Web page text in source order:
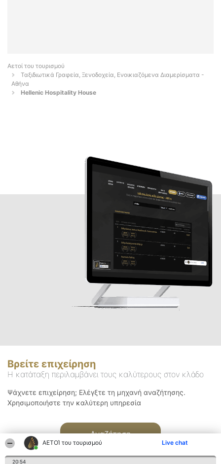
ΑΕΤΟΊ του τουρισμού Live chat
20:54
Αετοί του τουρισμού
Ταξιδιωτικά Γραφεία, Ξενοδοχεία, Ενοικιαζόμενα Διαμερίσματα -
Αθήνα
Hellenic Hospitality House
Βρείτε επιχείρηση
Η κατάταξη περιλαμβάνει τους καλύτερους στον κλάδο
Ψάχνετε επιχείρηση; Ελέγξτε τη μηχανή αναζήτησης.
Χρησιμοποιήστε την καλύτερη υπηρεσία
Αναζήτηση